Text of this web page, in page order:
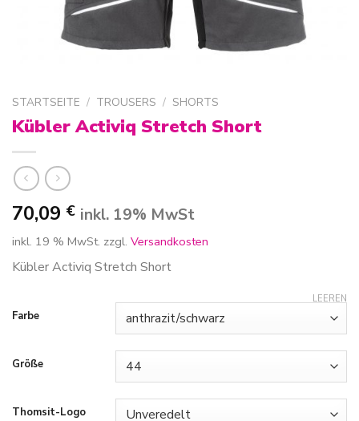
STARTSEITE / TROUSERS / SHORTS
Kübler Activiq Stretch Short
70,09 € inkl. 19% MwSt
inkl. 19 % MwSt. zzgl. Versandkosten
Kübler Activiq Stretch Short
Farbe
Größe
Thomsit-Logo
LEEREN